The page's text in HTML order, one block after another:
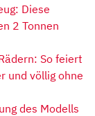
Diese
2 Tonnen
So feiert
und völlig ohne
des Modells